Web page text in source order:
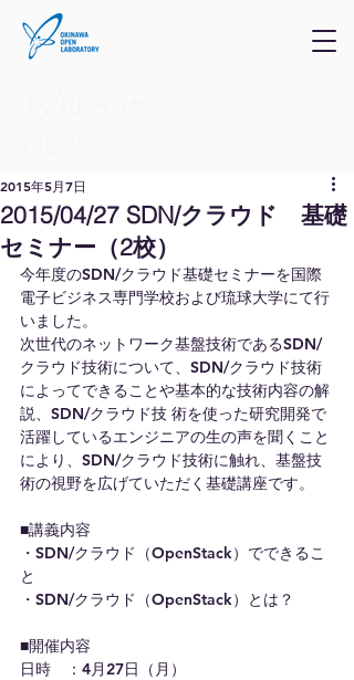
2015/04/27 SDN/クラウド 基礎
セミナー（2校）
2015年5月7日
今年度のSDN/クラウド基礎セミナーを国際
電子ビジネス専門学校および琉球大学にて行
いました。
次世代のネットワーク基盤技術であるSDN/
クラウド技術について、SDN/クラウド技術
によってできることや基本的な技術内容の解
説、SDN/クラウド技 術を使った研究開発で
活躍しているエンジニアの生の声を聞くこと
により、SDN/クラウド技術に触れ、基盤技
術の視野を広げていただく基礎講座です。
■講義内容
・SDN/クラウド（OpenStack）でできるこ
と
・SDN/クラウド（OpenStack）とは？
■開催内容
日時　：4月27日（月）